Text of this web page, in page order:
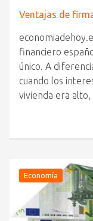
Ventajas de
financiero
único. A
cuando los
vivienda era alto,
Economía